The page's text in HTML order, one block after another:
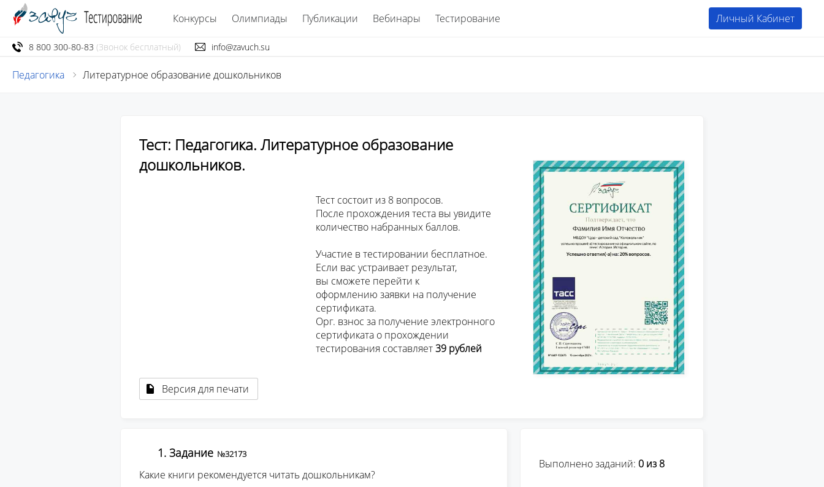
Конкурсы Олимпиады Публикации Вебинары Тестирование Личный Кабинет
8 800 300-80-83 (Звонок бесплатный) info@zavuch.su
Педагогика Литературное образование дошкольников
Тест: Педагогика. Литературное образование
дошкольников.
									тестирования составляет
39 рублей
Версия для печати
1. Задание №32173
Какие книги рекомендуется читать дошкольникам?
Выполнено заданий: 0 из 8